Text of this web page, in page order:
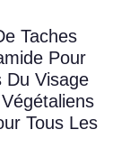
Taches
Pour
Du Visage
Tous Les